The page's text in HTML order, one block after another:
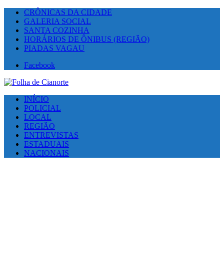
CRÔNICAS DA CIDADE
GALERIA SOCIAL
SANTA COZINHA
HORÁRIOS DE ÔNIBUS (REGIÃO)
PIADAS VAGAU
Facebook
INÍCIO
POLICIAL
LOCAL
REGIÃO
ENTREVISTAS
ESTADUAIS
NACIONAIS